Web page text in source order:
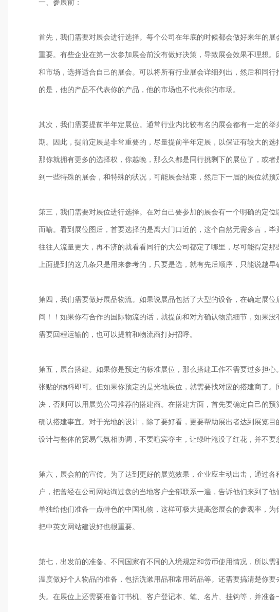
一、参展前：
首先，我们需要对展会进行选择。每个公司在年底的时候都会做好来年的
重要。有些企业在第一次参加展会前没有做好决策，导致展会效果不理想
和市场，选择适合自己的展会。可以将所有行业展会详细列出，然后和同
的是，他的产品不代表你的产品，他的市场也不代表你的市场。
其次，我们需要提前半年定展位。通常行业内比较有名的展会都有一定的
期。因此，提前定展是非常重要的，尽量提前半年定展，以保证有较大的
那你就拥有更多的选择权，你越晚，那么久都是同行挑剩下的展位了，或
到一些特殊的展会，和特殊的状况，可能展会结束，然后下一届的展位就
第三，我们需要对展位进行选择。在对自己要参加的展会有一个明确的定
而喻。看到展位图后，首要选择的是离大门口近的，这个自然无需多言，
往往人流量更大，再不济的就看看同行的大公司都定了哪里，尽可能得定
上面提到的这几条只是用来参考的，只要是选，就有先后顺序，只能说越
第四，我们需要做好展品物流。如果说展品包括了大型的设备，在确定展
间！！如果你有合作的国际物流的话，就提前和对方确认物流细节，如果
需要回程运输的，也可以提前和物流商打好招呼。
第五，展台搭建。如果你是预定的标准展位，那么搭建工作不需要过多担
张贴的物料即可。但如果你预定的是光地展位，就需要找对应的搭建商了
决，否则可以用展览公司推荐的搭建商。在搭建方面，首先要确定自己的
确认搭建事宜。对于光地的设计，除了要好看，更要帮助展出者达到展览
设计与整体的贸易气氛相协调，不要喧宾夺主，让绿叶淹没了红花，并不
第六，展会前的宣传。为了达到更好的展览效果，企业应主动出击，通过
户，把曾经在公司网站询过盘的当地客户全部联系一遍，告诉他们来到了
单独给他们准备一点特色的中国礼物，这样可极大提高您展会的参观率，
把中英文网站建设好也很重要。
第七，出发前的准备。不同国家有不同的入境规定和货币使用情况，所以
温度做好个人物品的准备，包括洗漱用品和常用药品等。还需要搞清楚你
头。在展位上还需要准备订书机、客户登记本、笔、名片、挂钩等，并准备